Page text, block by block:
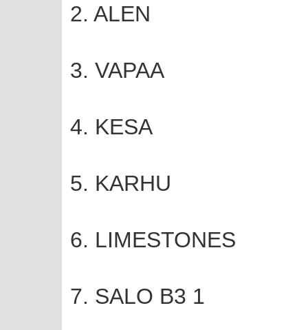
2. ALEN
3. VAPAA
4. KESA
5. KARHU
6. LIMESTONES
7. SALO B3 1